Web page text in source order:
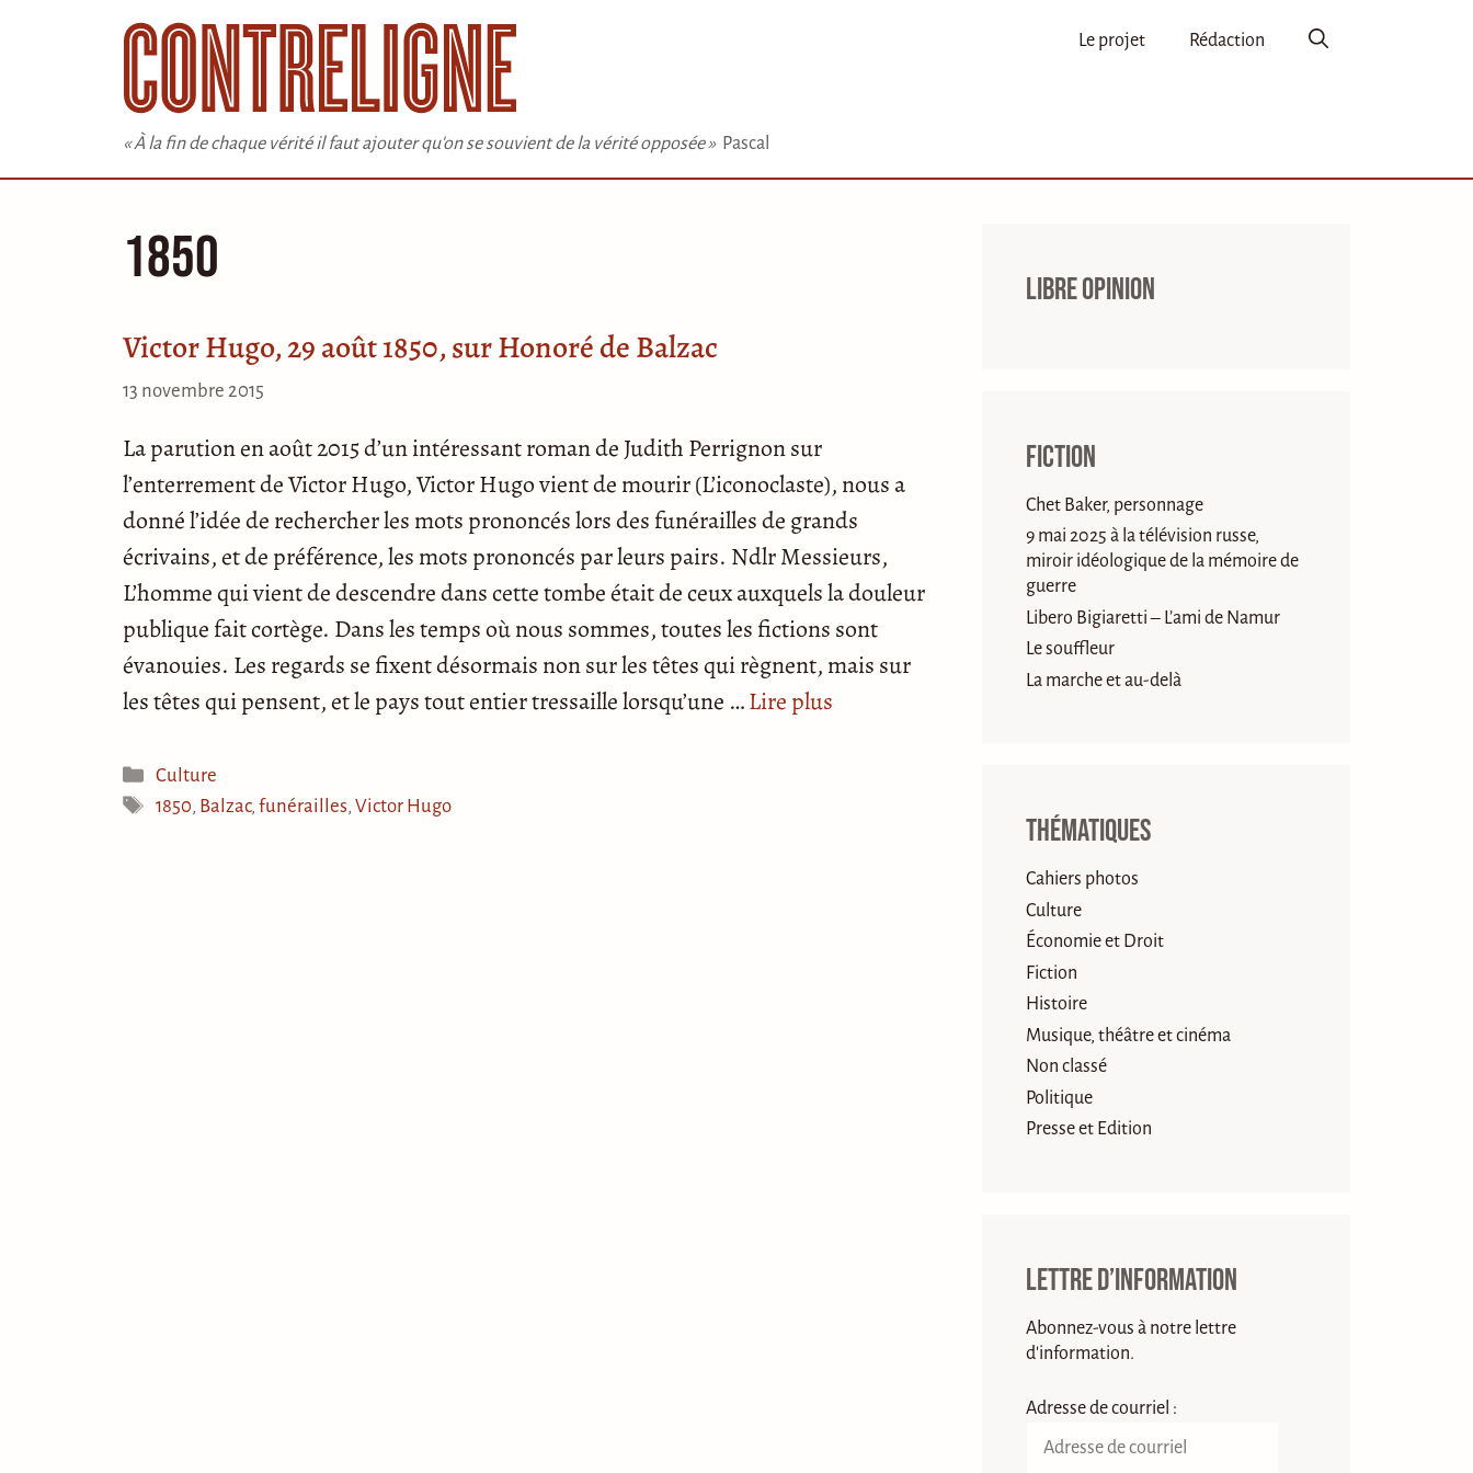
« À la fin de chaque vérité il faut ajouter qu'on se souvient de la vérité opposée » Pascal
Le projet Rédaction
1850
Victor Hugo, 29 août 1850, sur Honoré de Balzac
13 novembre 2015
La parution en août 2015 d’un intéressant roman de Judith Perrignon sur
l’enterrement de Victor Hugo, Victor Hugo vient de mourir (L’iconoclaste), nous a
donné l’idée de rechercher les mots prononcés lors des funérailles de grands
écrivains, et de préférence, les mots prononcés par leurs pairs. Ndlr Messieurs,
L’homme qui vient de descendre dans cette tombe était de ceux auxquels la douleur
publique fait cortège. Dans les temps où nous sommes, toutes les fictions sont
évanouies. Les regards se fixent désormais non sur les têtes qui règnent, mais sur
les têtes qui pensent, et le pays tout entier tressaille lorsqu’une …Lire plus
Catégories
Culture
Étiquettes
1850, Balzac, funérailles, Victor Hugo
Libre opinion
Fiction
Chet Baker, personnage
9 mai 2025 à la télévision russe,
miroir idéologique de la mémoire de
guerre
Libero Bigiaretti – L’ami de Namur
Le souffleur
La marche et au-delà
Thématiques
Cahiers photos
Culture
Économie et Droit
Fiction
Histoire
Musique, théâtre et cinéma
Non classé
Politique
Presse et Edition
Lettre d’information
Abonnez-vous à notre lettre
d'information.
Adresse de courriel :